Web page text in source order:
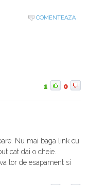
COMENTEAZA
1 0
Nu mai baga link cu
cat dai o cheie.
lor de esapament si